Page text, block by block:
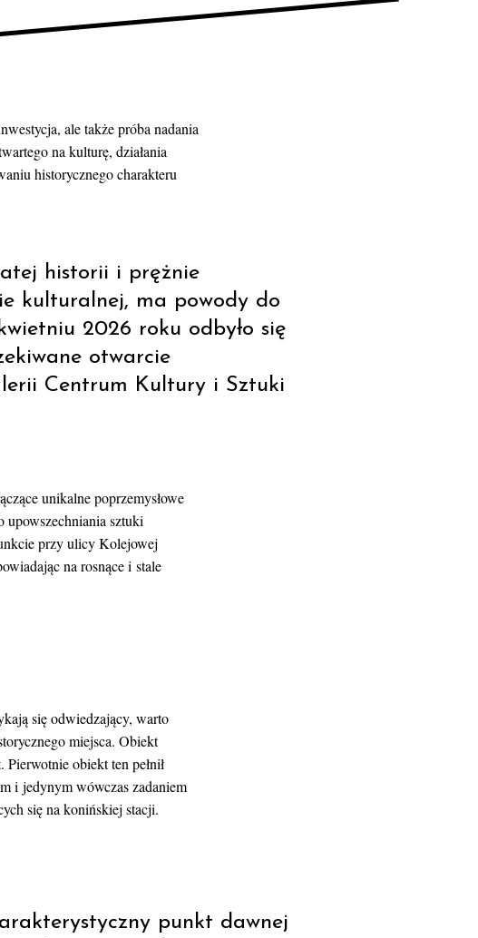
ale także próba nadania
na kulturę, działania
historycznego charakteru
historii i prężnie
kulturalnej, ma powody do
2026 roku odbyło się
otwarcie
Centrum Kultury i Sztuki
unikalne poprzemysłowe
sztuki
przy ulicy Kolejowej
na rosnące i stale
się odwiedzający, warto
miejsca. Obiekt
obiekt ten pełnił
i jedynym wówczas zadaniem
się na konińskiej stacji.
punkt dawnej